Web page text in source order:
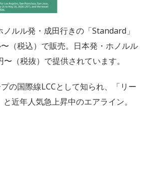
ルル発・成田行きの「Standard」
（税込）で販売。日本発・ホノルル
〜（税抜） で提供されています。
の国際線LCCとして知られ、
「リー
近年人気急上昇中のエアライン。